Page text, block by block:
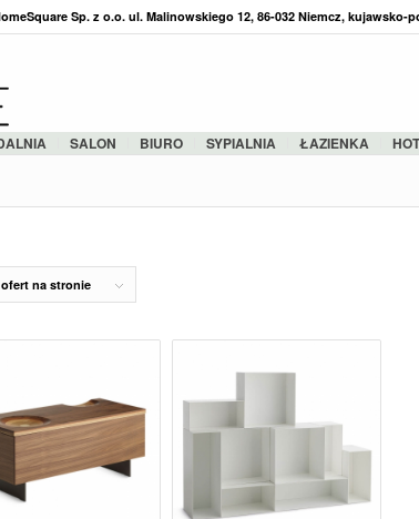
Sp. z o.o. ul. Malinowskiego 12, 86-032 Niemcz, kujawsko-
SALON BIURO SYPIALNIA ŁAZIENKA
ofert na stronie